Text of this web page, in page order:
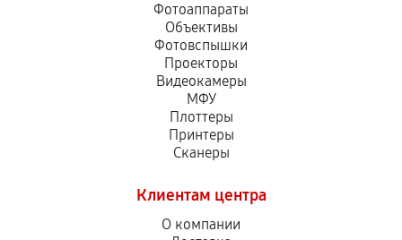
Фотоаппараты
Объективы
Фотовспышки
Проекторы
Видеокамеры
МФУ
Плоттеры
Принтеры
Сканеры
Клиентам центра
О компании